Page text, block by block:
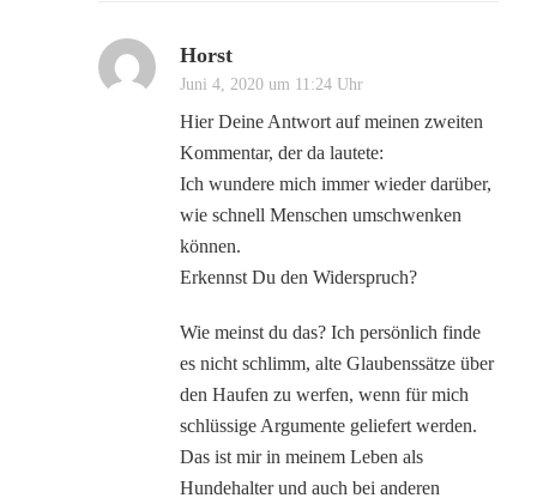
Horst
Juni 4, 2020 um 11:24 Uhr
Hier Deine Antwort auf meinen zweiten
Kommentar, der da lautete:
Ich wundere mich immer wieder darüber,
wie schnell Menschen umschwenken
können.
Erkennst Du den Widerspruch?
Wie meinst du das? Ich persönlich finde
es nicht schlimm, alte Glaubenssätze über
den Haufen zu werfen, wenn für mich
schlüssige Argumente geliefert werden.
Das ist mir in meinem Leben als
Hundehalter und auch bei anderen